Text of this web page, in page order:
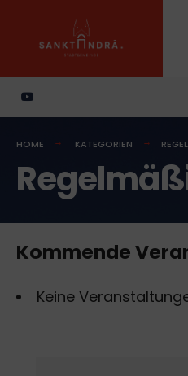
content
HOME KATEGORIEN
Kommende
Keine